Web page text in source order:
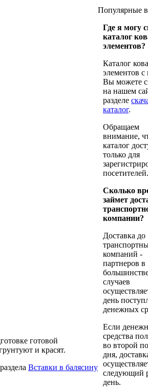
готовой
и красят.
Вставки в балясину
Популярные
Где я могу
каталог
элементов?
Каталог
элементов
Вы можете
на нашем
разделе
каталог.
Обращаем
внимание,
каталог
только для
посетителей.
Сколько
займет
компании?
Доставка до
компаний -
партнеров в
случаев
день
денежных
Если
средства
во второй
дня,
следующий
день.